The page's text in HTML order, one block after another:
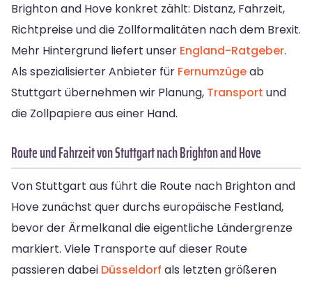
Brighton and Hove konkret zählt: Distanz, Fahrzeit,
Richtpreise und die Zollformalitäten nach dem Brexit.
Mehr Hintergrund liefert unser England-Ratgeber.
Als spezialisierter Anbieter für Fernumzügeab
Stuttgart übernehmen wir Planung, Transport und
die Zollpapiere aus einer Hand.
Route und Fahrzeit von Stuttgart nach Brighton and Hove
Von Stuttgart aus führt die Route nach Brighton and
Hove zunächst quer durchs europäische Festland,
bevor der Ärmelkanal die eigentliche Ländergrenze
markiert. Viele Transporte auf dieser Route
passieren dabei Düsseldorf als letzten größeren